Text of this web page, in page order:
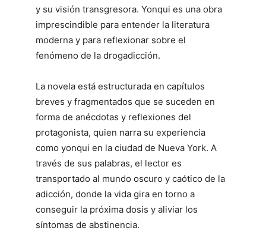
y su visión transgresora. Yonqui es una obra
imprescindible para entender la literatura
moderna y para reflexionar sobre el
fenómeno de la drogadicción.
La novela está estructurada en capítulos
breves y fragmentados que se suceden en
forma de anécdotas y reflexiones del
protagonista, quien narra su experiencia
como yonqui en la ciudad de Nueva York. A
través de sus palabras, el lector es
transportado al mundo oscuro y caótico de la
adicción, donde la vida gira en torno a
conseguir la próxima dosis y aliviar los
síntomas de abstinencia.